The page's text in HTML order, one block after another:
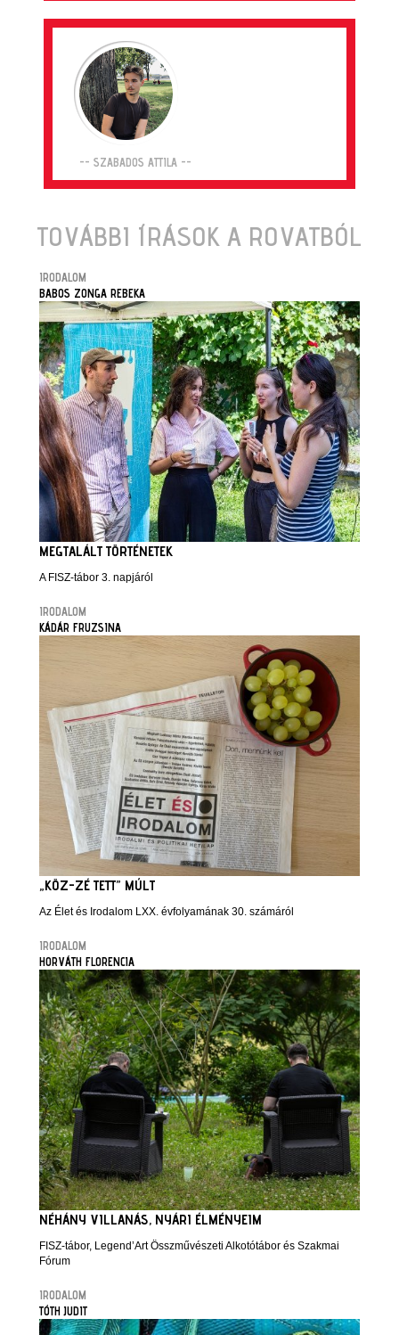
-- SZABADOS ATTILA --
TOVÁBBI ÍRÁSOK A ROVATBÓL
IRODALOM
BABOS ZONGA REBEKA
MEGTALÁLT TÖRTÉNETEK
A FISZ-tábor 3. napjáról
IRODALOM
KÁDÁR FRUZSINA
„KÖZ-ZÉ TETT” MÚLT
Az Élet és Irodalom LXX. évfolyamának 30. számáról
IRODALOM
HORVÁTH FLORENCIA
NÉHÁNY VILLANÁS, NYÁRI ÉLMÉNYEIM
FISZ-tábor, Legend’Art Összművészeti Alkotótábor és Szakmai
Fórum
IRODALOM
TÓTH JUDIT